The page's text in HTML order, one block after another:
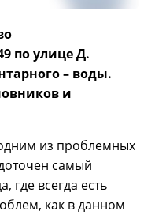
по улице Д.
– воды.
и
из проблемных
самый
где всегда есть
как в данном